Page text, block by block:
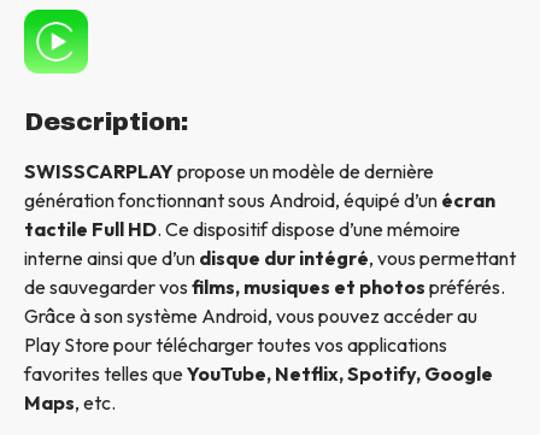
Description:
SWISSCARPLAYpropose un modèle de dernière
génération fonctionnant sous Android, équipé d’un écran
tactile Full HD. Ce dispositif dispose d’une mémoire
interne ainsi que d’un disque dur intégré, vous permettant
de sauvegarder vos films, musiques et photos préférés.
Grâce à son système Android, vous pouvez accéder au
Play Store pour télécharger toutes vos applications
favorites telles queYouTube, Netflix, Spotify, Google
Maps, etc.